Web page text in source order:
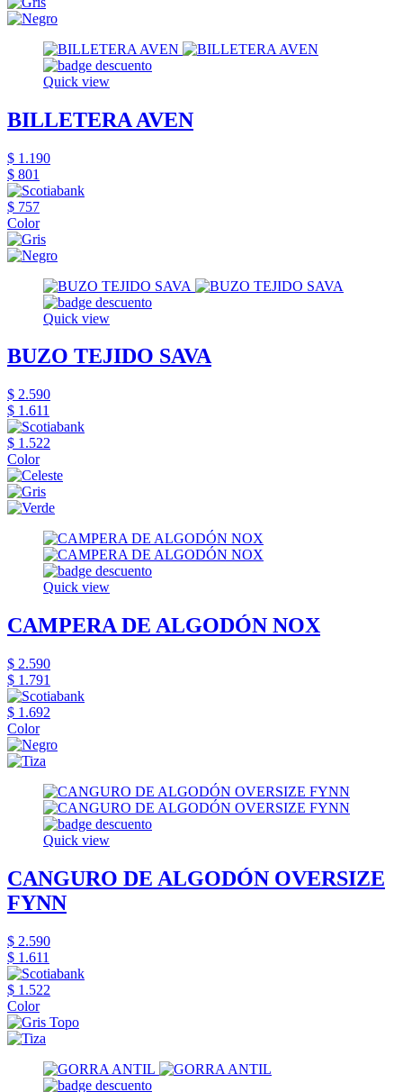
Quick view
BILLETERA AVEN
$ 1.190
$ 801
$ 757
Color
Quick view
BUZO TEJIDO SAVA
$ 2.590
$ 1.611
$ 1.522
Color
Quick view
CAMPERA DE ALGODÓN NOX
$ 2.590
$ 1.791
$ 1.692
Color
Quick view
CANGURO DE ALGODÓN OVERSIZE
FYNN
$ 2.590
$ 1.611
$ 1.522
Color